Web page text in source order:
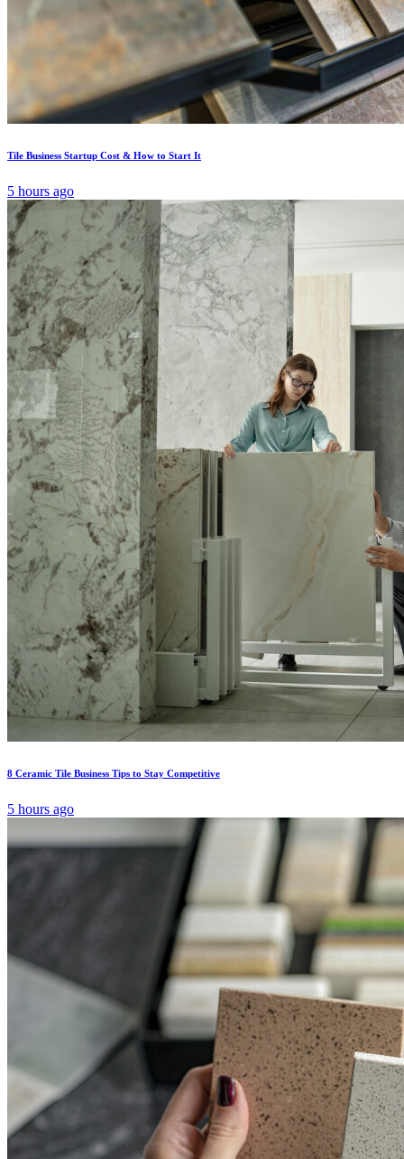
Tile Business Startup Cost & How to Start It
5 hours ago
8 Ceramic Tile Business Tips to Stay Competitive
5 hours ago